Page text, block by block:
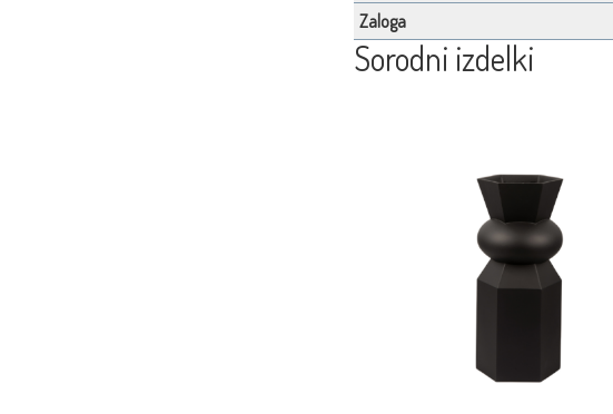
Zaloga
Sorodni izdelki